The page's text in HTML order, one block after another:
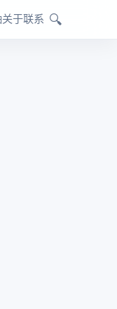
关于联系 🔍